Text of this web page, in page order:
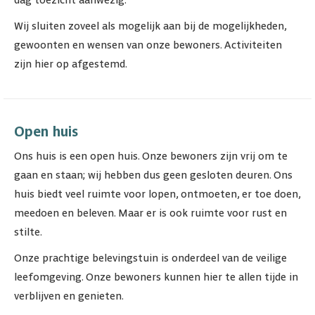
Wij sluiten zoveel als mogelijk aan bij de mogelijkheden,
gewoonten en wensen van onze bewoners. Activiteiten
zijn hier op afgestemd.
Open huis
Ons huis is een open huis. Onze bewoners zijn vrij om te
gaan en staan; wij hebben dus geen gesloten deuren. Ons
huis biedt veel ruimte voor lopen, ontmoeten, er toe doen,
meedoen en beleven. Maar er is ook ruimte voor rust en
stilte.
Onze prachtige belevingstuin is onderdeel van de veilige
leefomgeving. Onze bewoners kunnen hier te allen tijde in
verblijven en genieten.